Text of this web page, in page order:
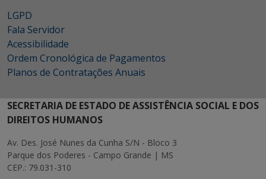
LGPD
Fala Servidor
Acessibilidade
Ordem Cronológica de Pagamentos
Planos de Contratações Anuais
SECRETARIA DE ESTADO DE ASSISTÊNCIA SOCIAL E DOS
DIREITOS HUMANOS
Av. Des. José Nunes da Cunha S/N - Bloco 3
Parque dos Poderes - Campo Grande | MS
CEP.: 79.031-310